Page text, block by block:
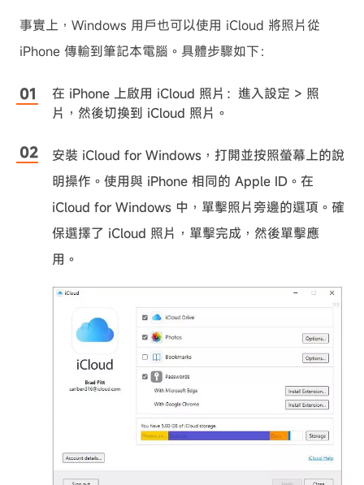
事實上，Windows 用戶也可以使用 iCloud 將照片從
iPhone 傳輸到筆記本電腦。具體步驟如下：
在 iPhone 上啟用 iCloud 照片：進入設定 > 照
片，然後切換到 iCloud 照片。
安裝 iCloud for Windows，打開並按照螢幕上的說
明操作。使用與 iPhone 相同的 Apple ID。在
iCloud for Windows 中，單擊照片旁邊的選項。確
保選擇了 iCloud 照片，單擊完成，然後單擊應
用。